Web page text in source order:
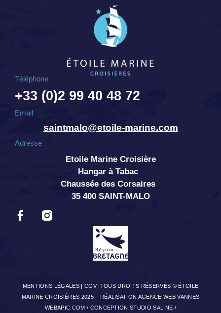
Téléphone
+33 (0)2 99 40 48 72
Email
saintmalo@etoile-marine.com
Adresse
Etoile Marine Croisière
Hangar à Tabac
Chaussée des Corsaires
35 400 SAINT-MALO
MENTIONS LÉGALES |CGV |TOUS DROITS RÉSERVÉS © ÉTOILE
MARINE CROISIÈRES 2025 – RÉALISATION AGENCE WEB VANNES
WEBAPIC.COM / CONCEPTION STUDIO SALINE /